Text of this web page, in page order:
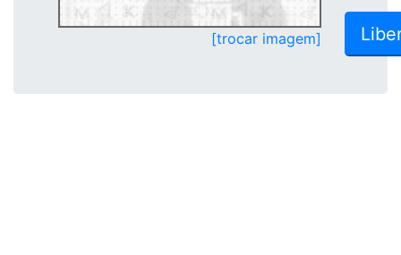
[trocar imagem]